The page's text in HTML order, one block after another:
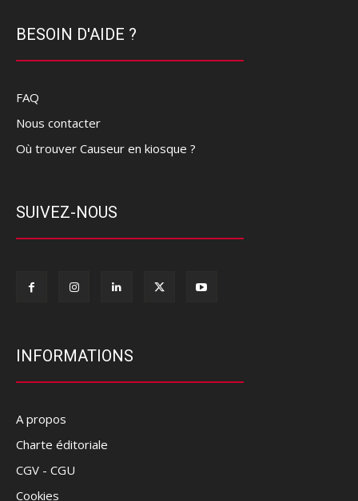
BESOIN D'AIDE ?
FAQ
Nous contacter
Où trouver Causeur en kiosque ?
SUIVEZ-NOUS
INFORMATIONS
A propos
Charte éditoriale
CGV - CGU
Cookies